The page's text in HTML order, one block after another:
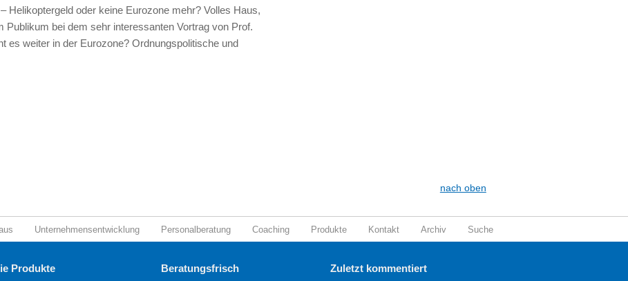
Helikoptergeld oder keine Eurozone mehr? Volles Haus,
Publikum bei dem sehr interessanten Vortrag von Prof.
es weiter in der Eurozone? Ordnungspolitische und
nach oben
Unternehmensentwicklung Personalberatung Coaching Produkte Kontakt Archiv Suche
Produkte Beratungsfrisch Zuletzt kommentiert